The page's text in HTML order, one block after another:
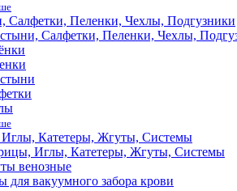
Салфетки, Пеленки, Чехлы, Подгузники
Салфетки, Пеленки, Чехлы,
Катетеры, Жгуты, Системы
Иглы, Катетеры, Жгуты, Системы
венозные
для вакуумного забора крови